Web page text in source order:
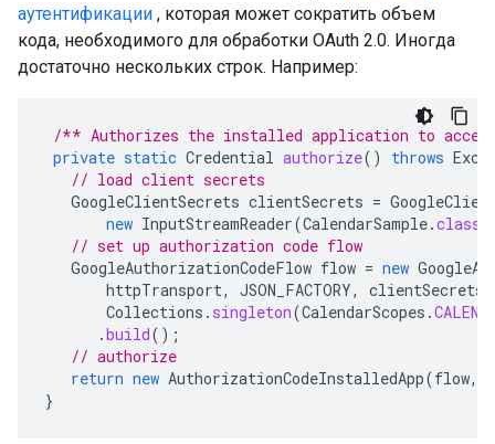
аутентификации , которая может сократить объем
кода, необходимого для обработки OAuth 2.0. Иногда
достаточно нескольких строк. Например:
/** Authorizes the installed application to
private static Credential authorize() throws
// load client secrets
GoogleClientSecrets clientSecrets =
new InputStreamReader(CalendarSample.class
// set up authorization code flow
GoogleAuthorizationCodeFlow flow = new
httpTransport, JSON_FACTORY, clientSecrets
Collections . singleton(CalendarScopes .
.build();
// authorize
return new AuthorizationCodeInstalledApp(flow,
}